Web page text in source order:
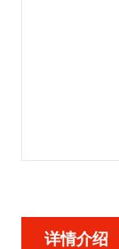
详情介绍